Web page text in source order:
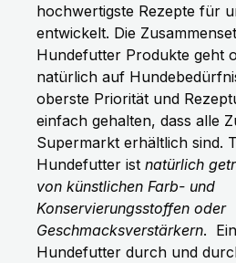
hochwertigste Rezepte für
entwickelt. Die
Hundefutter Produkte geht
natürlich auf
oberste Priorität und
einfach gehalten, dass alle
Supermarkt erhältlich sind.
Hundefutter ist natürlich
von künstlichen Farb- und
Konservierungsstoffen oder
Geschmacksverstärkern.
Hundefutter durch und